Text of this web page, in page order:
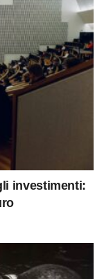
investimenti: